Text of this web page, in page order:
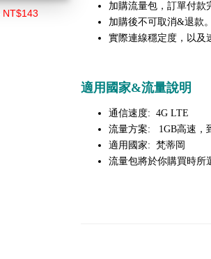
NT$143
加購流量包，訂單付款
加購後不可取消&退款
實際連線穩定度，以及
適用國家&流量說明
通信速度: 4G LTE
流量方案: 1GB高速，
適用國家: 梵蒂岡
流量包將於你購買時所